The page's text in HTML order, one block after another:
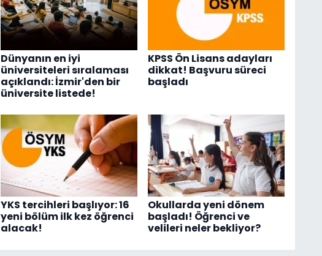
Dünyanın en iyi
üniversiteleri sıralaması
açıklandı: İzmir'den bir
üniversite listede!
KPSS Ön Lisans adayları
dikkat! Başvuru süreci
başladı
YKS tercihleri başlıyor: 16
yeni bölüm ilk kez öğrenci
alacak!
Okullarda yeni dönem
başladı! Öğrenci ve
velileri neler bekliyor?